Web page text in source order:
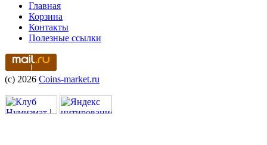
Главная
Корзина
Контакты
Полезные ссылки
(c) 2026 Coins-market.ru